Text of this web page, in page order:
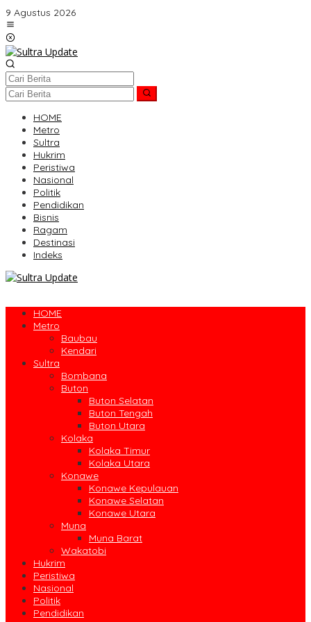
Lewati
ke
konten
9 Agustus 2026
HOME
Metro
Sultra
Hukrim
Peristiwa
Nasional
Politik
Pendidikan
Bisnis
Ragam
Destinasi
Indeks
HOME
Metro
Baubau
Kendari
Sultra
Bombana
Buton
Buton Selatan
Buton Tengah
Buton Utara
Kolaka
Kolaka Timur
Kolaka Utara
Konawe
Konawe Kepulauan
Konawe Selatan
Konawe Utara
Muna
Muna Barat
Wakatobi
Hukrim
Peristiwa
Nasional
Politik
Pendidikan